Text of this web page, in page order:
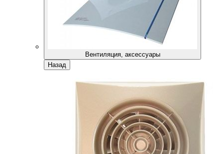
Вентиляция, аксессуары
Назад